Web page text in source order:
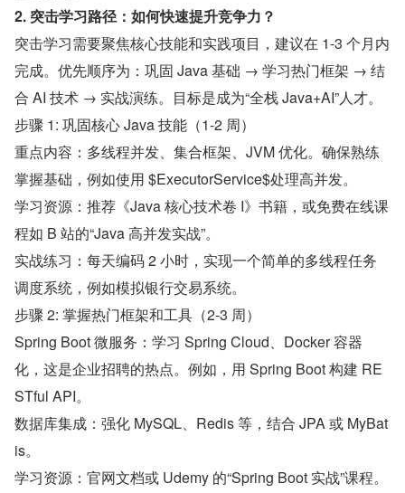
2. 突击学习路径：如何快速提升竞争力？
突击学习需要聚焦核心技能和实践项目，建议在 1-3 个月内
完成。优先顺序为：巩固 Java 基础 → 学习热门框架 → 结
合 AI 技术 → 实战演练。目标是成为“全栈 Java+AI”人才。
步骤 1: 巩固核心 Java 技能（1-2 周）
重点内容：多线程并发、集合框架、JVM 优化。确保熟练
掌握基础，例如使用 $ExecutorService$处理高并发。
学习资源：推荐《Java 核心技术卷 I》书籍，或免费在线课
程如 B 站的“Java 高并发实战”。
实战练习：每天编码 2 小时，实现一个简单的多线程任务
调度系统，例如模拟银行交易系统。
步骤 2: 掌握热门框架和工具（2-3 周）
Spring Boot 微服务：学习 Spring Cloud、Docker 容器
化，这是企业招聘的热点。例如，用 Spring Boot 构建 RE
STful API。
数据库集成：强化 MySQL、Redis 等，结合 JPA 或 MyBat
is。
学习资源：官网文档或 Udemy 的“Spring Boot 实战”课程。